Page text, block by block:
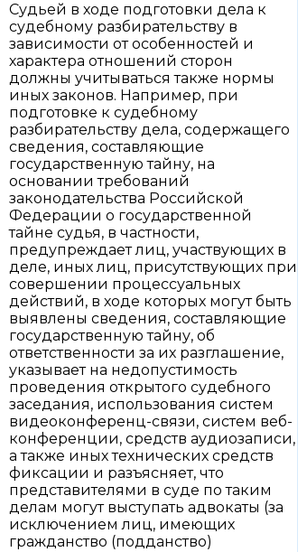
Судьей в ходе подготовки дела к
судебному разбирательству в
зависимости от особенностей и
характера отношений сторон
должны учитываться также нормы
иных законов. Например, при
подготовке к судебному
разбирательству дела, содержащего
сведения, составляющие
государственную тайну, на
основании требований
законодательства Российской
Федерации о государственной
тайне судья, в частности,
предупреждает лиц, участвующих в
деле, иных лиц, присутствующих при
совершении процессуальных
действий, в ходе которых могут быть
выявлены сведения, составляющие
государственную тайну, об
ответственности за их разглашение,
указывает на недопустимость
проведения открытого судебного
заседания, использования систем
видеоконференц-связи, систем веб-
конференции, средств аудиозаписи,
а также иных технических средств
фиксации и разъясняет, что
представителями в суде по таким
делам могут выступать адвокаты (за
исключением лиц, имеющих
гражданство (подданство)